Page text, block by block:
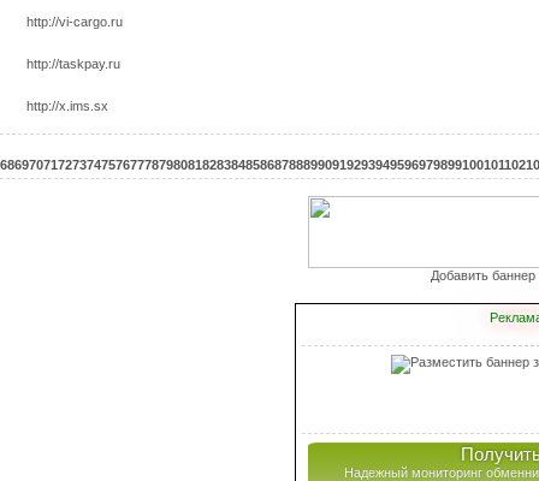
http://vi-cargo.ru
http://taskpay.ru
http://x.ims.sx
6869707172737475767778798081828384858687888990919293949596979899100101102
Добавить баннер
Надежный мониторинг